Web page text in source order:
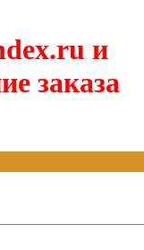
и
заказа